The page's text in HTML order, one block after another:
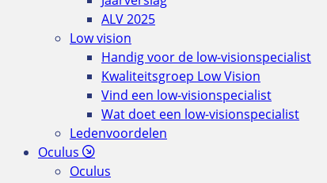
ALV 2025
Low vision
Handig voor de low-visionspecialist
Kwaliteitsgroep Low Vision
Vind een low-visionspecialist
Wat doet een low-visionspecialist
Ledenvoordelen
Oculus
Oculus